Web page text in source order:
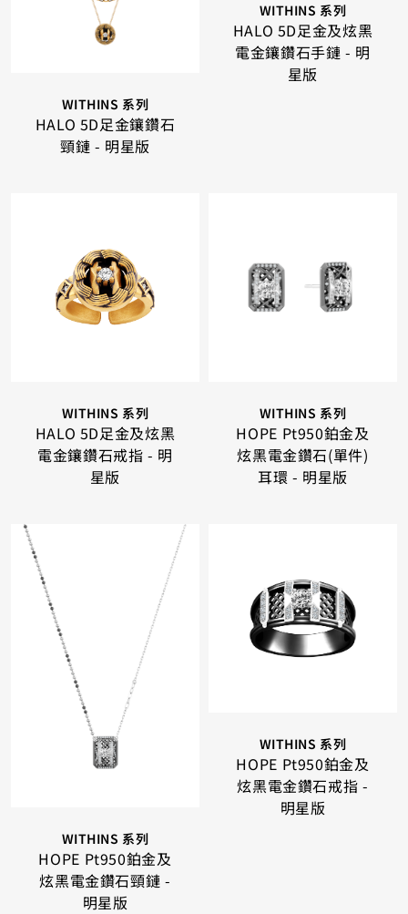
WITHINS 系列
HALO 5D足金鑲鑽石
頸鏈 - 明星版
WITHINS 系列
HALO 5D足金及炫黑
電金鑲鑽石手鏈 - 明
星版
WITHINS 系列
HALO 5D足金及炫黑
電金鑲鑽石戒指 - 明
星版
WITHINS 系列
HOPE Pt950鉑金及
炫黑電金鑽石(單件)
耳環 - 明星版
WITHINS 系列
HOPE Pt950鉑金及
炫黑電金鑽石頸鏈 -
明星版
WITHINS 系列
HOPE Pt950鉑金及
炫黑電金鑽石戒指 -
明星版